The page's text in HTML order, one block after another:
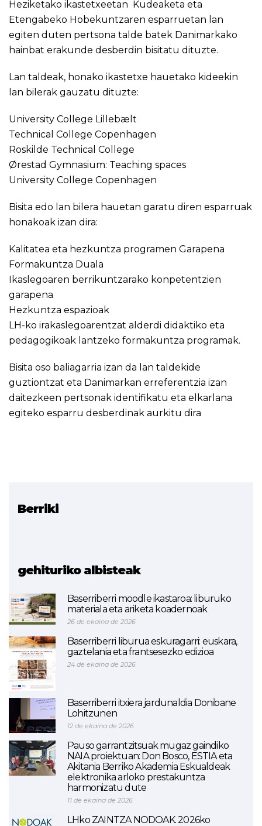
Heziketako ikastetxeetan Kudeaketa eta
Etengabeko Hobekuntzaren esparruetan lan
egiten duten pertsona talde batek Danimarkako
hainbat erakunde desberdin bisitatu dituzte.
Lan taldeak, honako ikastetxe hauetako kideekin
lan bilerak gauzatu dituzte:
University College Lillebælt
Technical College Copenhagen
Roskilde Technical College
Ørestad Gymnasium: Teaching spaces
University College Copenhagen
Bisita edo lan bilera hauetan garatu diren esparruak
honakoak izan dira:
Kalitatea eta hezkuntza programen Garapena
Formakuntza Duala
Ikaslegoaren berrikuntzarako konpetentzien
garapena
Hezkuntza espazioak
LH-ko irakaslegoarentzat alderdi didaktiko eta
pedagogikoak lantzeko formakuntza programak.
Bisita oso baliagarria izan da lan taldekide
guztiontzat eta Danimarkan erreferentzia izan
daitezkeen pertsonak identifikatu eta elkarlana
egiteko esparru desberdinak aurkitu dira
Berriki
gehituriko albisteak
Baserriberri moodle ikastaroa: liburuko
materiala eta ariketa koadernoak
26 de ekaina de 2026
Baserriberri liburua eskuragarri: euskara,
gaztelania eta frantsesezko edizioa
24 de ekaina de 2026
Baserriberri itxiera jardunaldia Donibane
Lohitzunen
12 de ekaina de 2026
Pauso garrantzitsuak mugaz gaindiko
NAIA proiektuan: Don Bosco, ESTIA eta
Akitania Berriko Akademia Eskualdeak
elektronika arloko prestakuntza
harmonizatu dute
11 de ekaina de 2026
LHko ZAINTZA NODOAK. 2026ko